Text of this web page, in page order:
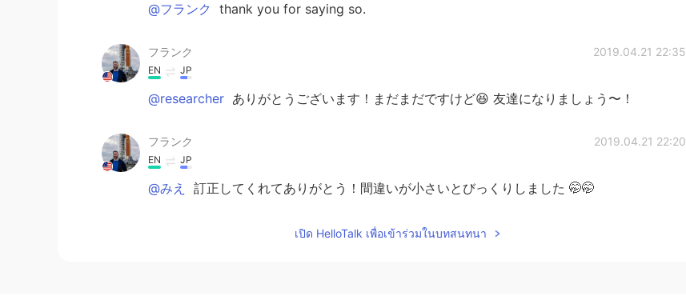
@フランク thank you for saying so.
フランク 2019.04.21 22:35
EN JP
@researcher ありがとうございます！まだまだですけど😆 友達になりましょう〜！
フランク 2019.04.21 22:20
EN JP
@みえ 訂正してくれてありがとう！間違いが小さいとびっくりしました 🤭🤭
เปิด HelloTalk เพื่อเข้าร่วมในบทสนทนา